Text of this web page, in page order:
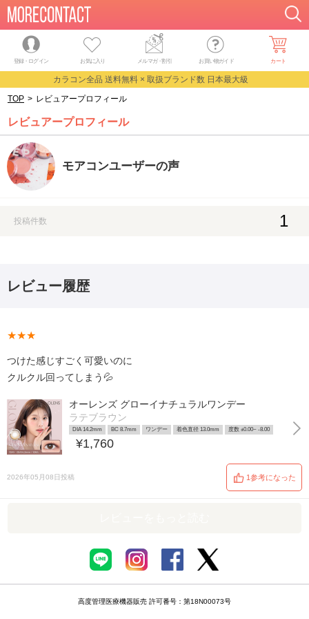
登録・ログイン お気に入り メルマガ・割引 お買い物ガイド カート
カラコン全品 送料無料 × 取扱ブランド数 日本最大級
TOP > レビュアープロフィール
レビュアープロフィール
モアコンユーザーの声
投稿件数 1
レビュー履歴
★★★
つけた感じすごく可愛いのに
クルクル回ってしまう💦
オーレンズ グローイナチュラルワンデー
ラテブラウン
DIA 14.2mm BC 8.7mm ワンデー 着色直径 13.0mm 度数 ±0.00~ -8.00
¥1,760
2026年05月08日投稿 1参考になった
高度管理医療機器販売 許可番号：第18N00073号